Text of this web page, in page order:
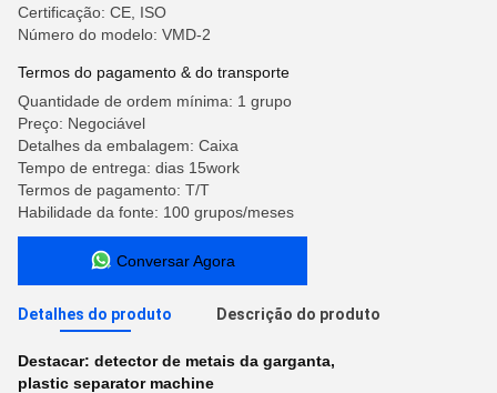
Certificação: CE, ISO
Número do modelo: VMD-2
Termos do pagamento & do transporte
Quantidade de ordem mínima: 1 grupo
Preço: Negociável
Detalhes da embalagem: Caixa
Tempo de entrega: dias 15work
Termos de pagamento: T/T
Habilidade da fonte: 100 grupos/meses
Conversar Agora
Detalhes do produto Descrição do produto
Destacar: detector de metais da garganta,
plastic separator machine